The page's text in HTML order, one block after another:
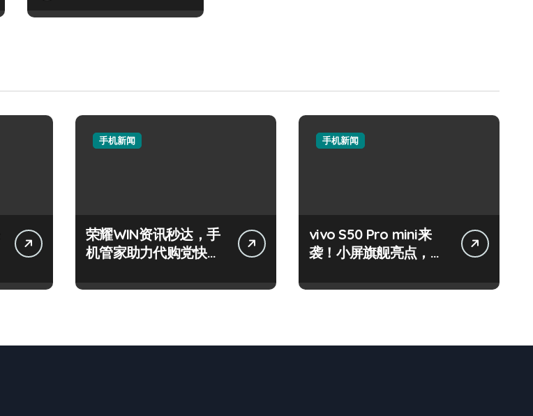
手机新闻
荣耀WIN资讯秒达，手
机管家助力代购党快人
手机新闻
vivo S50 Pro mini来
袭！小屏旗舰亮点，代